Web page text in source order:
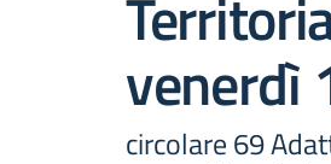
venerdì
circolare 69